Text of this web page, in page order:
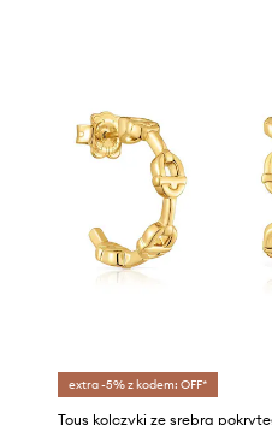
extra -5% z kodem: OFF*